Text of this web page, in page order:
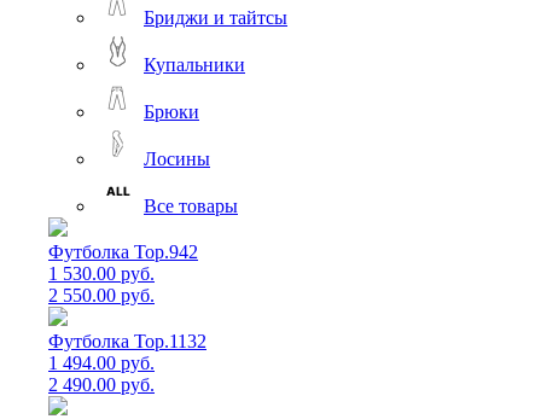
Бриджи и тайтсы
Купальники
Брюки
Лосины
Все товары
Футболка Top.942
1 530.00 руб.
2 550.00 руб.
Футболка Top.1132
1 494.00 руб.
2 490.00 руб.